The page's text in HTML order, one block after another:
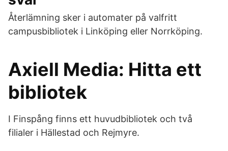
Återlämning sker i automater på valfritt
campusbibliotek i Linköping eller Norrköping.
Axiell Media: Hitta ett
bibliotek
I Finspång finns ett huvudbibliotek och två
filialer i Hällestad och Rejmyre.